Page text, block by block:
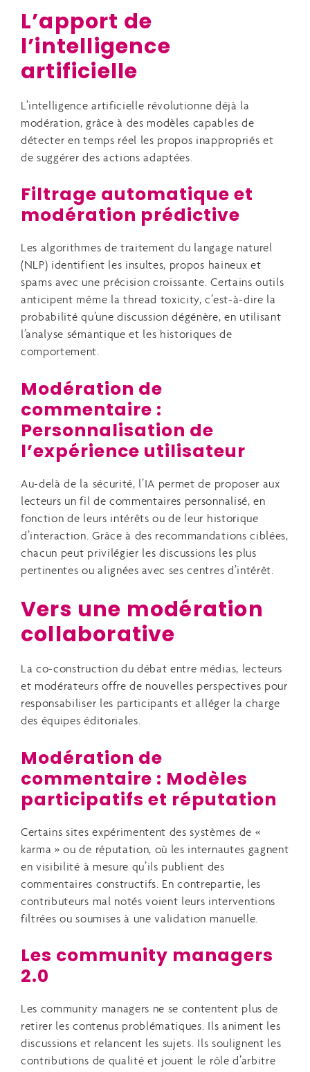
L’apport de
l’intelligence
artificielle
L’intelligence artificielle révolutionne déjà la
modération, grâce à des modèles capables de
détecter en temps réel les propos inappropriés et
de suggérer des actions adaptées.
Filtrage automatique et
modération prédictive
Les algorithmes de traitement du langage naturel
(NLP) identifient les insultes, propos haineux et
spams avec une précision croissante. Certains outils
anticipent même la thread toxicity, c’est-à-dire la
probabilité qu’une discussion dégénère, en utilisant
l’analyse sémantique et les historiques de
comportement.
Modération de
commentaire :
Personnalisation de
l’expérience utilisateur
Au-delà de la sécurité, l’IA permet de proposer aux
lecteurs un fil de commentaires personnalisé, en
fonction de leurs intérêts ou de leur historique
d’interaction. Grâce à des recommandations ciblées,
chacun peut privilégier les discussions les plus
pertinentes ou alignées avec ses centres d’intérêt.
Vers une modération
collaborative
La co-construction du débat entre médias, lecteurs
et modérateurs offre de nouvelles perspectives pour
responsabiliser les participants et alléger la charge
des équipes éditoriales.
Modération de
commentaire : Modèles
participatifs et réputation
Certains sites expérimentent des systèmes de «
karma » ou de réputation, où les internautes gagnent
en visibilité à mesure qu’ils publient des
commentaires constructifs. En contrepartie, les
contributeurs mal notés voient leurs interventions
filtrées ou soumises à une validation manuelle.
Les community managers
2.0
Les community managers ne se contentent plus de
retirer les contenus problématiques. Ils animent les
discussions et relancent les sujets. Ils soulignent les
contributions de qualité et jouent le rôle d’arbitre